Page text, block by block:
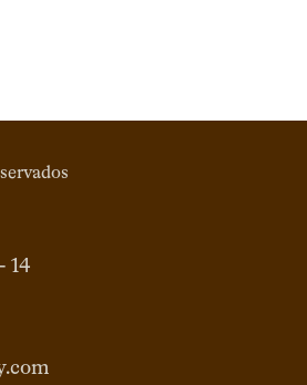
14